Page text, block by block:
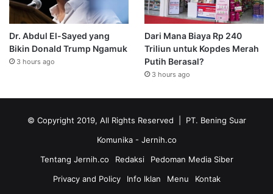
Dr. Abdul El-Sayed yang
Bikin Donald Trump Ngamuk
3 hours ago
Dari Mana Biaya Rp 240
Triliun untuk Kopdes Merah
Putih Berasal?
3 hours ago
© Copyright 2019, All Rights Reserved | PT. Bening Suar
Komunika - Jernih.co
Tentang Jernih.co
Redaksi
Pedoman Media Siber
Privacy and Policy
Info Iklan Menu Kontak